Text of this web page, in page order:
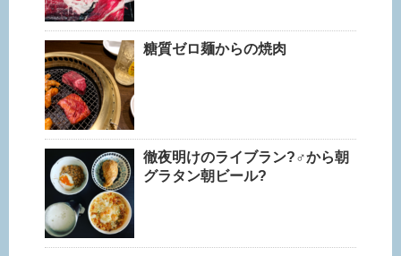
糖質ゼロ麺からの焼肉
徹夜明けのライブラン?‍♂️から朝
グラタン朝ビール?